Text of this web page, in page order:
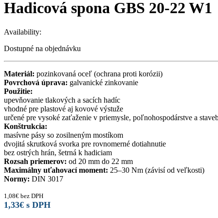
Hadicová spona GBS 20-22 W1
Availability:
Dostupné na objednávku
Materiál: pozinkovaná oceľ (ochrana proti korózii)
Povrchová úprava: galvanické zinkovanie
Použitie:
upevňovanie tlakových a sacích hadíc
vhodné pre plastové aj kovové výstuže
určené pre vysoké zaťaženie v priemysle, poľnohospodárstve a
Konštrukcia:
masívne pásy so zosilneným mostíkom
dvojitá skrutková svorka pre rovnomerné dotiahnutie
bez ostrých hrán, šetrná k hadiciam
Rozsah priemerov: od 20 mm do 22 mm
Maximálny uťahovací moment: 25–30 Nm (závisí od veľkosti)
Normy: DIN 3017
1,08€ bez DPH
1,33€ s DPH